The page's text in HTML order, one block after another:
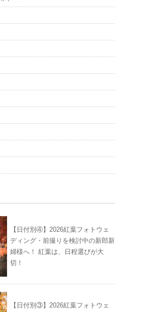
【日付別④】2026紅葉フォトウェ
ディング・前撮りを検討中の新郎新
婦様へ！ 紅葉は、日程選びが大
切！
【日付別③】2026紅葉フォトウェ